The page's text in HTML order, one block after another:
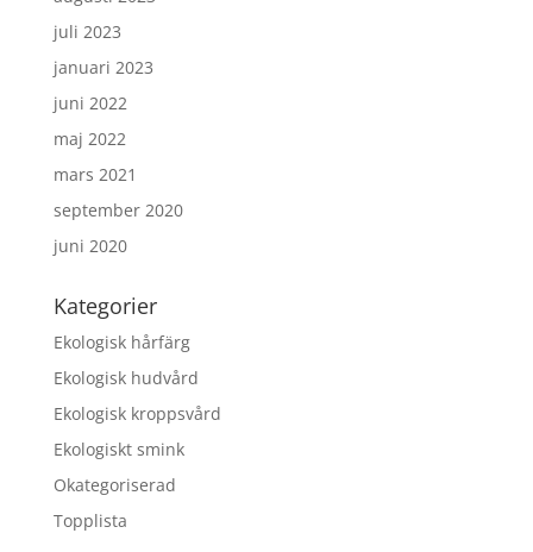
juli 2023
januari 2023
juni 2022
maj 2022
mars 2021
september 2020
juni 2020
Kategorier
Ekologisk hårfärg
Ekologisk hudvård
Ekologisk kroppsvård
Ekologiskt smink
Okategoriserad
Topplista